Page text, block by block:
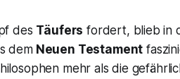
des Täufers fordert, blieb in
demNeuen Testament
mehr als die